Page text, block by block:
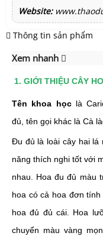
Website:
Thông tin sản phẩm
Xem nhanh
1. GIỚI THIỆU CÂY
Tên khoa họclà
đủ, tên gọi khác là Cà
Đu đủ là loài cây hai lá
năng thích nghi tốt với
nhau.
Hoa đu đủ màu
hoa có cả hoa đơn
hoa đủ đủ cái. Hoa
chuyển màu vàng